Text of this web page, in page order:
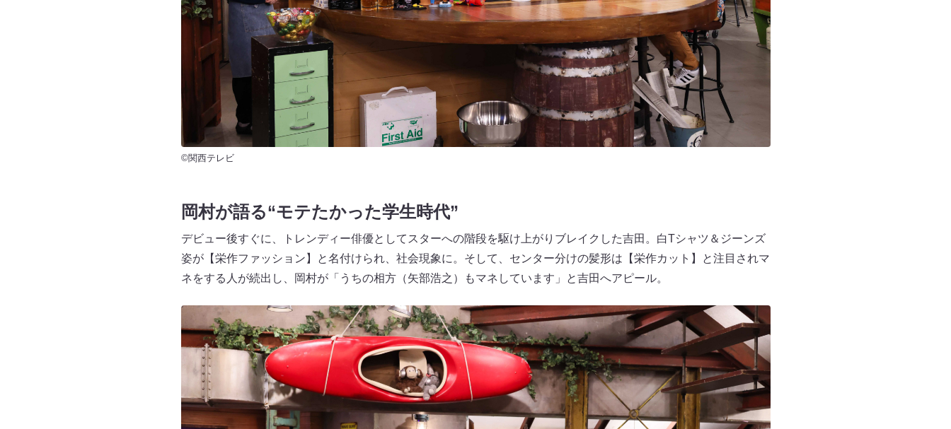
©関西テレビ
岡村が語る“モテたかった学生時代”
デビュー後すぐに、トレンディー俳優としてスターへの階段を駆け上がりブレイクした吉田。白Tシャツ＆ジーンズ
姿が【栄作ファッション】と名付けられ、社会現象に。そして、センター分けの髪形は【栄作カット】と注目されマ
ネをする人が続出し、岡村が「うちの相方（矢部浩之）もマネしています」と吉田へアピール。